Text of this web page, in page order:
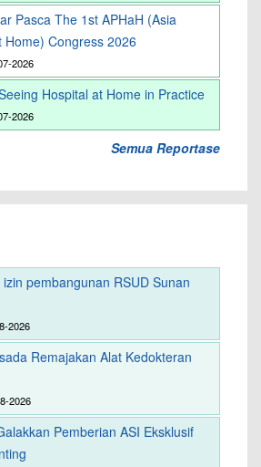
Pasca The 1st APHaH (Asia
Home) Congress 2026
2026
Hospital at Home in Practice
2026
Semua Reportase
pembangunan RSUD Sunan
2026
Remajakan Alat Kedokteran
2026
Pemberian ASI Eksklusif